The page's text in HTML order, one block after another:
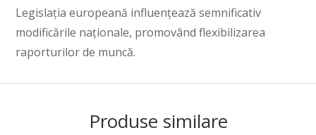
Legislația europeană influențează semnificativ
modificările naționale, promovând flexibilizarea
raporturilor de muncă.
Produse similare